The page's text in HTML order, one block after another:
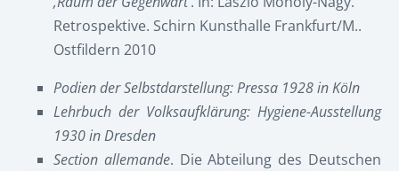
Retrospektive. Schirn Kunsthalle Frankfurt/M..
Ostfildern 2010
Podien der Selbstdarstellung: Pressa 1928 in Köln
Lehrbuch der Volksaufklärung: Hygiene-Ausstellung
1930 in Dresden
Section allemande. Die Abteilung des Deutschen